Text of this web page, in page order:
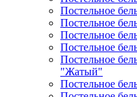
Постельное
Постельное
Постельное
Постельное
Постельное
"Жатый"
Постельное